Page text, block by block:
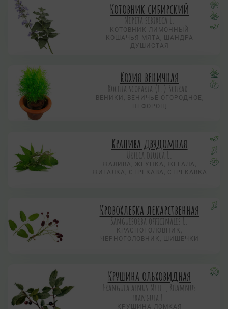
Котовник сибирский
Nepeta sibirica L.
КОТОВНИК ЛИМОННЫЙ
КОШАЧЬЯ МЯТА, ШАНДРА
ДУШИСТАЯ
Кохия веничная
Коchia scoparia (L.) Schrad.
ВЕНИКИ, ВЕНИЧЬЕ ОГОРОДНОЕ,
НЕФОРОЩ
Крапива двудомная
Urtica dioica L.
ЖАЛИВА, ЖГУНКА, ЖЕГАЛА,
ЖИГАЛКА, СТРЕКАВА, СТРЕКАВКА
Кровохлебка лекарственная
Sanguisorba officinalis L.
КРАСНОГОЛОВНИК,
ЧЕРНОГОЛОВНИК, ШИШЕЧКИ
Крушина ольховидная
Frangula alnus Mill., Rhamnus
frangula L.
КРУШИНА ЛОМКАЯ